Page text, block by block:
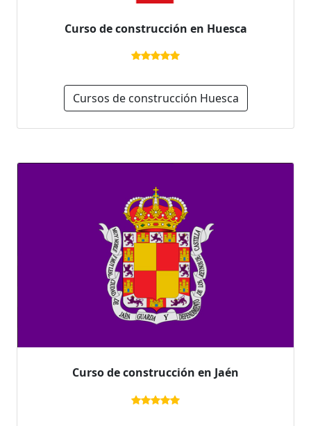
Curso de construcción en Huesca
Cursos de construcción Huesca
Curso de construcción en Jaén